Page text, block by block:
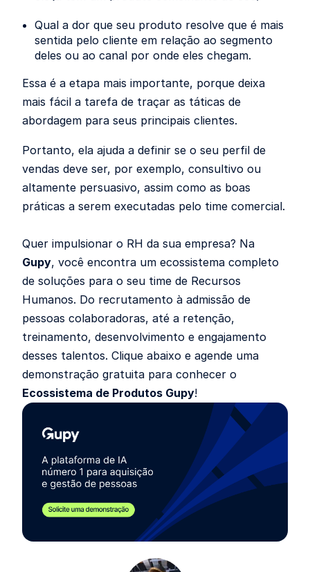
Qual a dor que seu produto resolve que é mais
sentida pelo cliente em relação ao segmento
deles ou ao canal por onde eles chegam.
Essa é a etapa mais importante, porque deixa
mais fácil a tarefa de traçar as táticas de
abordagem para seus principais clientes.
Portanto, ela ajuda a definir se o seu perfil de
vendas deve ser, por exemplo, consultivo ou
altamente persuasivo, assim como as boas
práticas a serem executadas pelo time comercial.
Quer impulsionar o RH da sua empresa? Na
Gupy, você encontra um ecossistema completo
de soluções para o seu time de Recursos
Humanos. Do recrutamento à admissão de
pessoas colaboradoras, até a retenção,
treinamento, desenvolvimento e engajamento
desses talentos. Clique abaixo e agende uma
demonstração gratuita para conhecer o
Ecossistema de Produtos Gupy!